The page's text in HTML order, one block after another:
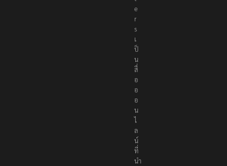
e
r
s
เ
ป็
น
สื่
อ
อ
อ
น
ไ
ล
น์
ที่
นำ